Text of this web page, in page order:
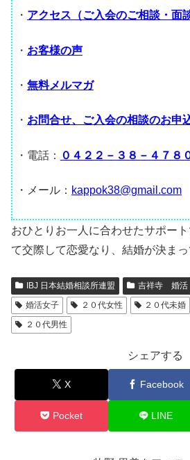
・ アクセス（ご入会のご相談・面
・ お客様の声
・ 無料メルマガ
・ お問合せ、ご入会の相談のお申
・電話： ０４２２－３８－４７８
・メール： kappok38@gmail.com
おひとりお一人に合わせたサポー
て交際して恋愛なり、結婚が決まっ
IBJ 日本結婚相談所連盟 吉祥寺 婚活
婚活女子
２０代女性 ２０代未婚
２０代男性
シェアする
X Facebook
Pocket LINE